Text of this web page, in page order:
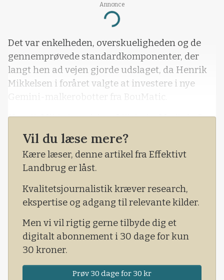
Annonce
Loading...
Det var enkelheden, overskueligheden og de
gennemprøvede standardkomponenter, der
langt hen ad vejen gjorde udslaget, da Henrik
Mikkelsen i foråret valgte at investere i nye
Gemini-malkerobotter fra BouMatic.
Henrik Mikkelsen driver Lilleholm Mælk ApS
ved Rødby på Lolland. Inden anskaffelsen af de
nye malkerobotter havde han malket med
robotter af et andet mærke.
Vil du læse mere?
Kære læser, denne artikel fra Effektivt
Landbrug er låst.
Kvalitetsjournalistik kræver research,
ekspertise og adgang til relevante kilder.
Men vi vil rigtig gerne tilbyde dig et
digitalt abonnement i 30 dage for kun
30 kroner.
Prøv 30 dage for 30 kr